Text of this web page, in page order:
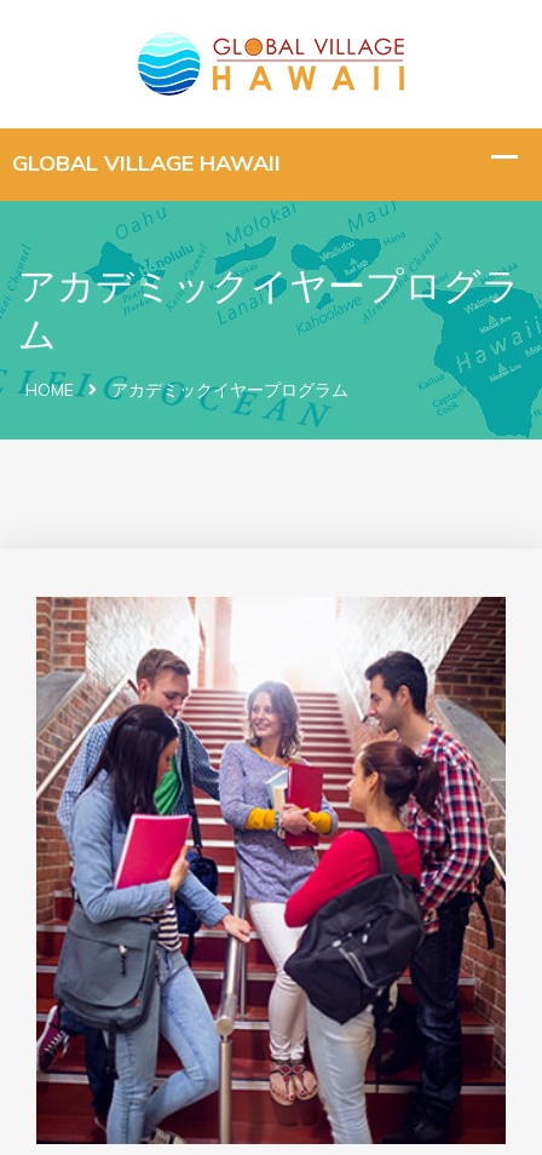
アカデミックイヤープログラ
ム
HOME アカデミックイヤープログラム